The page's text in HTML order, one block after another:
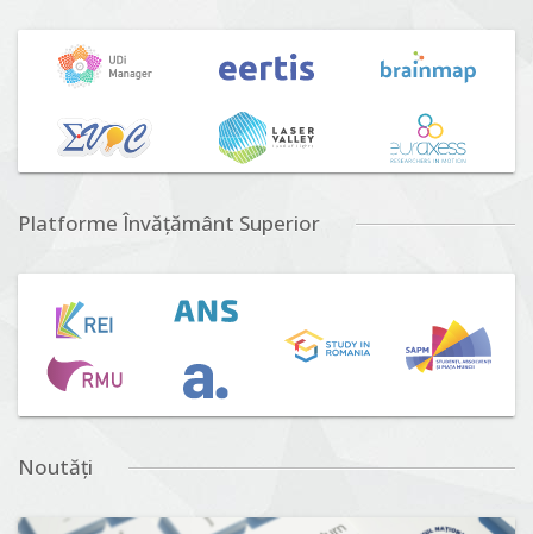
n°5 (DUT-2026)
Lansare:01 Septembrie 2026
Platforme Învățământ Superior
Noutăți